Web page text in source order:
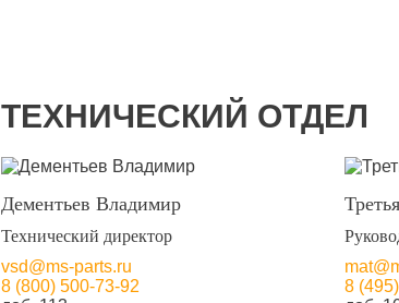
ТЕХНИЧЕСКИЙ ОТДЕЛ
Дементьев Владимир
Технический директор
vsd@ms-parts.ru
8 (800) 500-73-92
8